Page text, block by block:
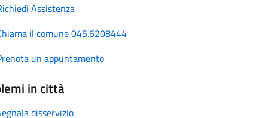
Assistenza
il comune 045.6208444
un appuntamento
in città
disservizio